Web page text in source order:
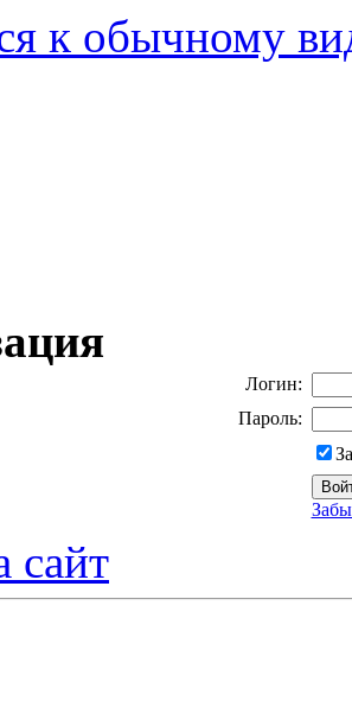
к обычному
Логин:
Пароль:
сайт